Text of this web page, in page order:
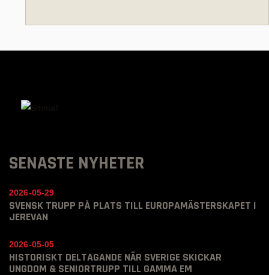
SENASTE NYHETER
SVENSK TRUPP PÅ PLATS TILL EUROPAMÄSTERSKAPET I
JEREVAN
2026-05-29
HISTORISKT DELTAGANDE NÄR SVERIGE SKICKAR
UNGDOM & SENIORTRUPP TILL GAMMA EM
2026-05-05